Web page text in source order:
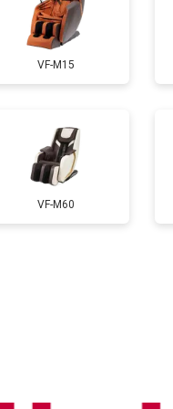
3300 ₽
3200 ₽
4400 ₽
6200 ₽
3700 ₽
VF-M15
VF-M60